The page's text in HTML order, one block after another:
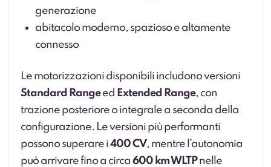
generazione
abitacolo moderno, spazioso e altamente
connesso
Le motorizzazioni disponibili includono versioni
Standard Rangeed Extended Range, con
trazione posteriore o integrale a seconda della
configurazione. Le versioni più performanti
possono superare i400 CV, mentre l’autonomia
può arrivare fino a circa600 km WLTPnelle